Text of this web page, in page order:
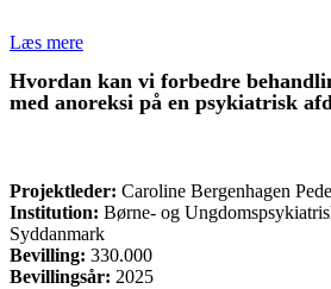
Læs mere
Hvordan kan vi forbedre
med anoreksi på en psykiatrisk
Projektleder: Caroline Bergenhagen
Institution: Børne- og
Syddanmark
Bevilling: 330.000
Bevillingsår: 2025